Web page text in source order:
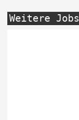
Weitere Jobs